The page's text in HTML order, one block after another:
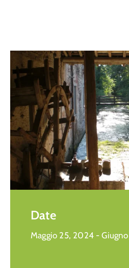
Imprese
Invitalia
Date
Maggio 25, 2024 -